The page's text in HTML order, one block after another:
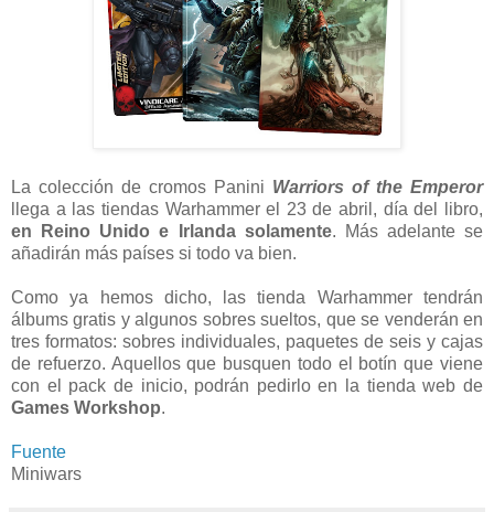
La colección de cromos Panini Warriors of the Emperor
llega a las tiendas Warhammer el 23 de abril, día del libro,
en Reino Unido e Irlanda solamente. Más adelante se
añadirán más países si todo va bien.
Como ya hemos dicho, las tienda Warhammer tendrán
álbums gratis y algunos sobres sueltos, que se venderán en
tres formatos: sobres individuales, paquetes de seis y cajas
de refuerzo. Aquellos que busquen todo el botín que viene
con el pack de inicio, podrán pedirlo en la tienda web de
Games Workshop.
Fuente
Miniwars